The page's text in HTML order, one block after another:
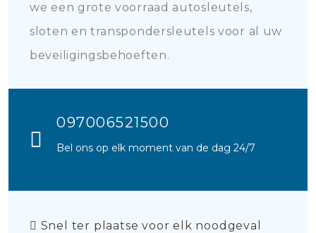
we een grote voorraad autosleutels,
sloten en transpondersleutels voor al uw
beveiligingsbehoeften.
097006521500
Bel ons op elk moment van de dag 24/7
Snel ter plaatse voor elk noodgeval